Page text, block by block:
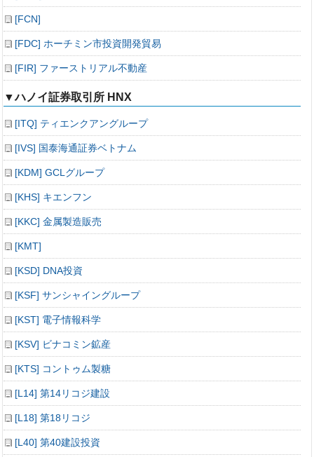
[FCN]
[FDC] ホーチミン市投資開発貿易
[FIR] ファーストリアル不動産
▼ハノイ証券取引所 HNX
[ITQ] ティエンクアングループ
[IVS] 国泰海通証券ベトナム
[KDM] GCLグループ
[KHS] キエンフン
[KKC] 金属製造販売
[KMT]
[KSD] DNA投資
[KSF] サンシャイングループ
[KST] 電子情報科学
[KSV] ビナコミン鉱産
[KTS] コントゥム製糖
[L14] 第14リコジ建設
[L18] 第18リコジ
[L40] 第40建設投資